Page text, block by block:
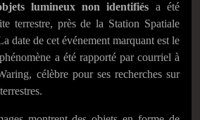
lumineux non identifiés a été
terrestre, près de la Station Spatiale
date de cet événement marquant est le
a été rapporté par courriel à
célèbre pour ses recherches sur